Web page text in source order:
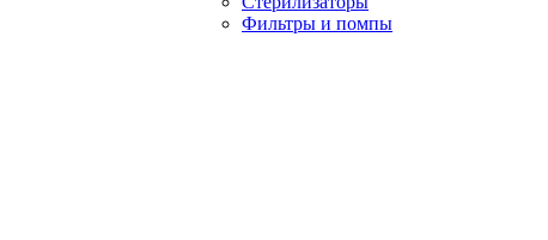
Фильтры и помпы